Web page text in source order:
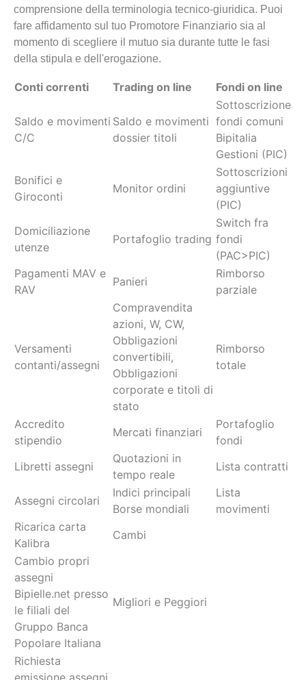
comprensione della terminologia tecnico-giuridica. Puoi
fare affidamento sul tuo Promotore Finanziario sia al
momento di scegliere il mutuo sia durante tutte le fasi
della stipula e dell'erogazione.
Conti correnti Trading on line Fondi on line
Saldo e movimenti
C/C
Saldo e movimenti
dossier titoli
Sottoscrizione
fondi comuni
Bipitalia
Gestioni (PIC)
Bonifici e
Giroconti
Monitor ordini
Sottoscrizioni
aggiuntive
(PIC)
Domiciliazione
utenze
Portafoglio trading
Switch fra
fondi
(PAC>PIC)
Pagamenti MAV e
RAV
Panieri
Rimborso
parziale
Versamenti
contanti/assegni
Compravendita
azioni, W, CW,
Obbligazioni
convertibili,
Obbligazioni
corporate e titoli di
stato
Rimborso
totale
Accredito
stipendio
Mercati finanziari
Portafoglio
fondi
Libretti assegni
Quotazioni in
tempo reale
Lista contratti
Assegni circolari
Indici principali
Borse mondiali
Lista
movimenti
Ricarica carta
Kalibra
Cambi
Cambio propri
assegni
Bipielle.net presso
le filiali del
Gruppo Banca
Popolare Italiana
Migliori e Peggiori
Richiesta
emissione assegni